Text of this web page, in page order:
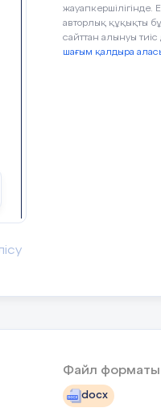
жауапкершілігінде.
авторлық құқықты
сайттан алынуы
шағым қалдыра
Файл
docx